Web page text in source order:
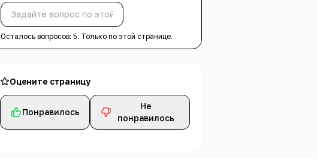
Осталось вопросов:5. Только по этой странице.
Оцените страницу
Понравилось
Не
понравилось